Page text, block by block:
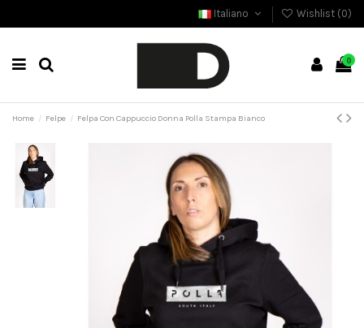
Italiano Wishlist (0)
0
Home Felpe Felpa Con Cappuccio Donna Polla Stampa Bianco